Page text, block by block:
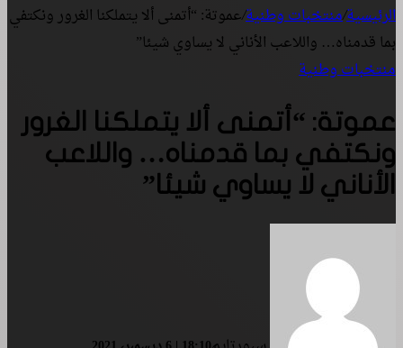
الرئيسية/منتخبات وطنية/عموتة: “أتمنى ألا يتملكنا الغرور ونكتفي
بما قدمناه… واللاعب الأناني لا يساوي شيئا”
منتخبات وطنية
عموتة: “أتمنى ألا يتملكنا الغرور
ونكتفي بما قدمناه… واللاعب
الأناني لا يساوي شيئا”